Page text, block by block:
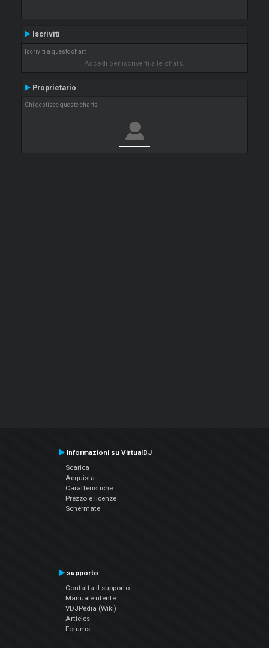
Iscriviti
Iscriviti a questo chart
Accedi per iscriverti alle chats.
Proprietario
Chi gestisce queste charts
Informazioni su VirtualDJ
Scarica
Acquista
Caratteristiche
Prezzo e licenze
Schermate
supporto
Contatta il supporto
Manuale utente
VDJPedia (Wiki)
Articles
Forums